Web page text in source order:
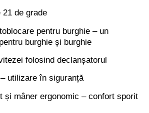
de grade
pentru burghie – un
burghie și burghie
folosind declanșatorul
utilizare în siguranță
și mâner ergonomic – confort sporit